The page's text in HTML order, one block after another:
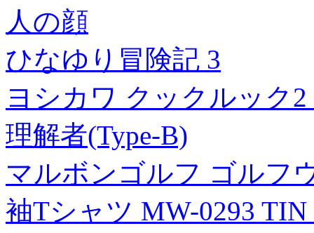
人の顔
ひなゆり冒険記 3
ヨシカワ クックルック2
理解者(Type-B)
マルボンゴルフ ゴルフ
袖Tシャツ MW-0293